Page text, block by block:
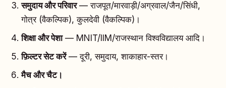
समुदाय और परिवार— राजपूत/मारवाड़ी/अग्रवाल/जैन/सिंधी,
गोत्र (वैकल्पिक), कुलदेवी (वैकल्पिक)।
शिक्षा और पेशा— MNIT/IIM/राजस्थान विश्वविद्यालय आदि।
फ़िल्टर सेट करें— दूरी, समुदाय, शाकाहार-स्तर।
मैच और चैट।